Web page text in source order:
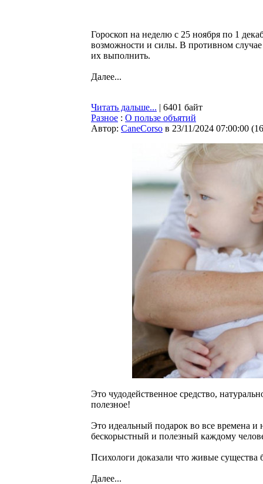
Гороскоп на неделю с 25 ноября по 1
возможности и силы. В противном
их выполнить.
Далее...
Читать дальше... | 6401 байт
Разное : О пользе объятий
Автор: CaneCorso в 23/11/2024 07:00:00 (
Это чудодейственное средство,
полезное!
Это идеальный подарок во все времена
бескорыстный и полезный каждому
Психологи доказали что живые
Далее...